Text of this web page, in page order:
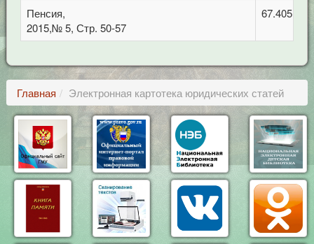
Пенсия,
2015,№ 5, Стр. 50-57
67.405
Главная Электронная картотека юридических статей